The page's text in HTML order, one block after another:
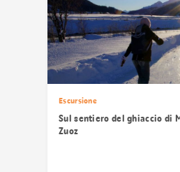
Escursione
Sul sentiero del ghiaccio di
Zuoz